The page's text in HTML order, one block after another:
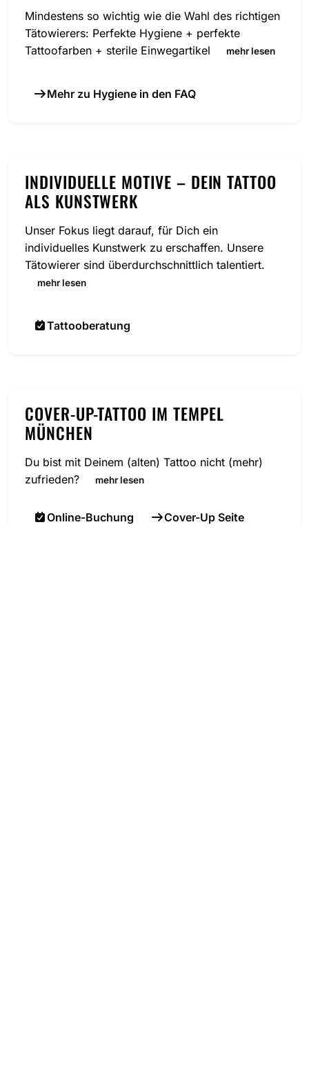
Mindestens so wichtig wie die Wahl des richtigen
Tätowierers: Perfekte Hygiene + perfekte
Tattoofarben + sterile Einwegartikel
mehr lesen
Mehr zu Hygiene in den FAQ
INDIVIDUELLE MOTIVE – DEIN TATTOO
ALS KUNSTWERK
Unser Fokus liegt darauf, für Dich ein
individuelles Kunstwerk zu erschaffen. Unsere
Tätowierer sind überdurchschnittlich talentiert.
mehr lesen
Tattooberatung
COVER-UP-TATTOO IM TEMPEL
MÜNCHEN
Du bist mit Deinem (alten) Tattoo nicht (mehr)
zufrieden?
mehr lesen
Online-Buchung
Cover-Up Seite